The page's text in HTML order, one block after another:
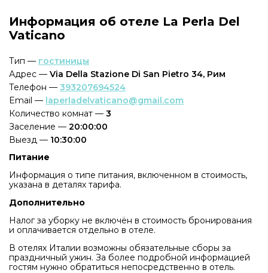
Информация об отеле La Perla Del
Vaticano
Тип — гостиницы
Адрес — Via Della Stazione Di San Pietro 34, Рим
Телефон — 393207694524
Email — laperladelvaticano@gmail.com
Количество комнат — 3
Заселение — 20:00:00
Выезд — 10:30:00
Питание
Информация о типе питания, включенном в стоимость,
указана в деталях тарифа.
Дополнительно
Налог за уборку не включён в стоимость бронирования
и оплачивается отдельно в отеле.
В отелях Италии возможны обязательные сборы за
праздничный ужин. За более подробной информацией
гостям нужно обратиться непосредственно в отель.